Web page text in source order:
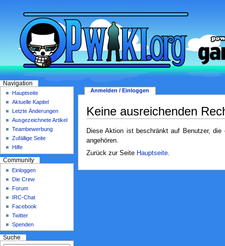
Keine ausreichenden
Diese Aktion ist beschränkt auf Benutzer, die
angehören.
Zurück zur Seite Hauptseite.
Anmelden / Einloggen
Navigation
Hauptseite
Aktuelle Kapitel
Letzte Änderungen
Ausgezeichnete Artikel
Teambewerbung
Zufällige Seite
Hilfe
Community
Einloggen
Die Crew
Forum
IRC-Chat
Facebook
Twitter
Spenden
Suche